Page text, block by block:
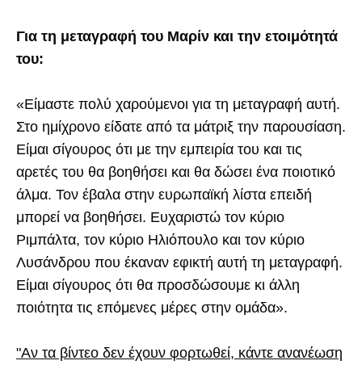
Για τη μεταγραφή του Μαρίν και την ετοιμότητά
του:
«Είμαστε πολύ χαρούμενοι για τη μεταγραφή αυτή.
Στο ημίχρονο είδατε από τα μάτριξ την παρουσίαση.
Είμαι σίγουρος ότι με την εμπειρία του και τις
αρετές του θα βοηθήσει και θα δώσει ένα ποιοτικό
άλμα. Τον έβαλα στην ευρωπαϊκή λίστα επειδή
μπορεί να βοηθήσει. Ευχαριστώ τον κύριο
Ριμπάλτα, τον κύριο Ηλιόπουλο και τον κύριο
Λυσάνδρου που έκαναν εφικτή αυτή τη μεταγραφή.
Είμαι σίγουρος ότι θα προσδώσουμε κι άλλη
ποιότητα τις επόμενες μέρες στην ομάδα».
"Αν τα βίντεο δεν έχουν φορτωθεί, κάντε ανανέωση